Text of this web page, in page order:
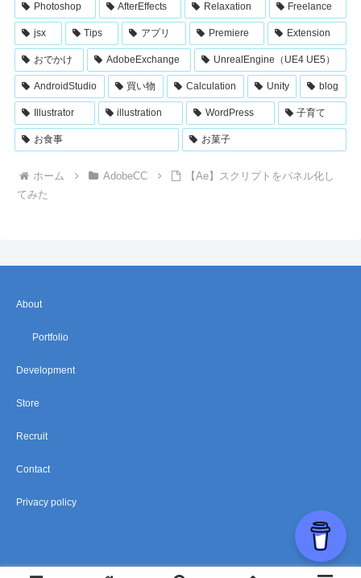
Photoshop AfterEffects Relaxation Freelance
jsx Tips アプリ Premiere Extension
おでかけ AdobeExchange UnrealEngine（UE4 UE5）
AndroidStudio 買い物 Calculation Unity blog
Illustrator illustration WordPress 子育て
お食事 お菓子
ホーム AdobeCC
【Ae】スクリプトをパネル化し
てみた
About
Portfolio
Development
Store
Recruit
Contact
Privacy policy